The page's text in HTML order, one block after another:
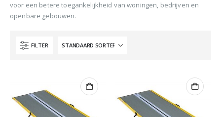
voor een betere toegankelijkheid van woningen, bedrijven en
openbare gebouwen.
FILTER